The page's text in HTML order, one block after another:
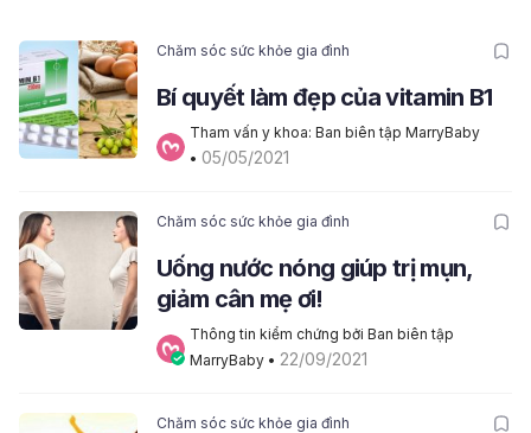
Chăm sóc sức khỏe gia đình
Bí quyết làm đẹp của vitamin B1
Tham vấn y khoa: Ban biên tập MarryBaby
• 05/05/2021
Chăm sóc sức khỏe gia đình
Uống nước nóng giúp trị mụn,
giảm cân mẹ ơi!
Thông tin kiểm chứng bởi Ban biên tập
MarryBaby • 22/09/2021
Chăm sóc sức khỏe gia đình